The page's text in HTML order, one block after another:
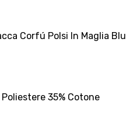
Corfú Polsi In Maglia Blu
35% Cotone